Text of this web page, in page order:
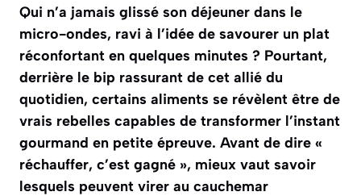
Qui n’a jamais glissé son déjeuner dans le
micro-ondes, ravi à l’idée de savourer un plat
réconfortant en quelques minutes ? Pourtant,
derrière le bip rassurant de cet allié du
quotidien, certains aliments se révèlent être de
vrais rebelles capables de transformer l’instant
gourmand en petite épreuve. Avant de dire «
réchauffer, c’est gagné », mieux vaut savoir
lesquels peuvent virer au cauchemar